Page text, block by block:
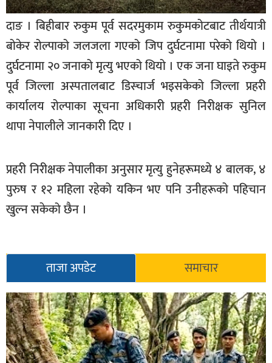
बिचार
कुराकानी
जीवनशैली
साहित्य
सूचना-
प्रवधि
दाङ । बिहीबार रुकुम पूर्व सदरमुकाम रुकुमकोटबाट तीर्थयात्री
बोकेर रोल्पाको जलजला गएको जिप दुर्घटनामा परेको थियो ।
दुर्घटनामा २० जनाको मृत्यु भएको थियो । एक जना घाइते रुकुम
पूर्व जिल्ला अस्पतालबाट डिस्चार्ज भइसकेको जिल्ला प्रहरी
कार्यालय रोल्पाका सूचना अधिकारी प्रहरी निरीक्षक सुनिल
थापा नेपालीले जानकारी दिए ।
प्रहरी निरीक्षक नेपालीका अनुसार मृत्यु हुनेहरूमध्ये ४ बालक, ४
पुरुष र १२ महिला रहेको यकिन भए पनि उनीहरूको पहिचान
खुल्न सकेको छैन ।
ताजा अपडेट समाचार